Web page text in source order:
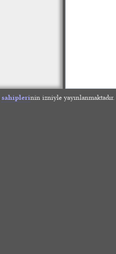
sahiplerinin izniyle yayınlanmaktadır.